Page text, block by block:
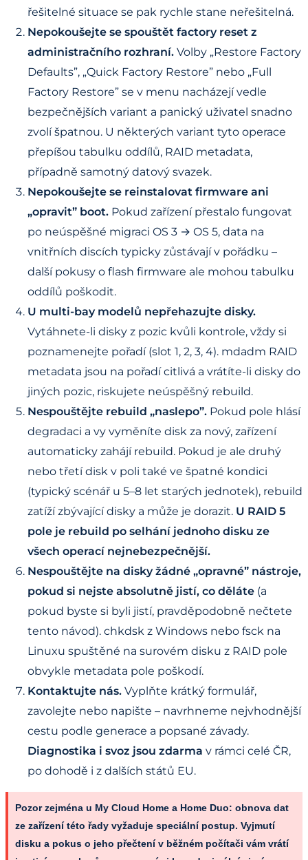
řešitelné situace se pak rychle stane neřešitelná.
Nepokoušejte se spouštět factory reset z
administračního rozhraní. Volby „Restore Factory
Defaults”, „Quick Factory Restore” nebo „Full
Factory Restore” se v menu nacházejí vedle
bezpečnějších variant a panický uživatel snadno
zvolí špatnou. U některých variant tyto operace
přepíšou tabulku oddílů, RAID metadata,
případně samotný datový svazek.
Nepokoušejte se reinstalovat firmware ani
„opravit” boot. Pokud zařízení přestalo fungovat
po neúspěšné migraci OS 3 → OS 5, data na
vnitřních discích typicky zůstávají v pořádku –
další pokusy o flash firmware ale mohou tabulku
oddílů poškodit.
U multi-bay modelů nepřehazujte disky.
Vytáhnete-li disky z pozic kvůli kontrole, vždy si
poznamenejte pořadí (slot 1, 2, 3, 4). mdadm RAID
metadata jsou na pořadí citlivá a vrátíte-li disky do
jiných pozic, riskujete neúspěšný rebuild.
Nespouštějte rebuild „naslepo”. Pokud pole hlásí
degradaci a vy vyměníte disk za nový, zařízení
automaticky zahájí rebuild. Pokud je ale druhý
nebo třetí disk v poli také ve špatné kondici
(typický scénář u 5–8 let starých jednotek), rebuild
zatíží zbývající disky a může je dorazit. U RAID 5
pole je rebuild po selhání jednoho disku ze
všech operací nejnebezpečnější.
Nespouštějte na disky žádné „opravné” nástroje,
pokud si nejste absolutně jistí, co děláte (a
pokud byste si byli jistí, pravděpodobně nečtete
tento návod). chkdsk z Windows nebo fsck na
Linuxu spuštěné na surovém disku z RAID pole
obvykle metadata pole poškodí.
Kontaktujte nás. Vyplňte krátký formulář,
zavolejte nebo napište – navrhneme nejvhodnější
cestu podle generace a popsané závady.
Diagnostika i svoz jsou zdarma v rámci celé ČR,
po dohodě i z dalších států EU.
Pozor zejména u My Cloud Home a Home Duo: obnova dat
ze zařízení této řady vyžaduje speciální postup. Vyjmutí
disku a pokus o jeho přečtení v běžném počítači vám vrátí